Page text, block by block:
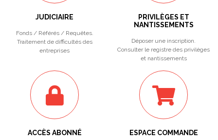
JUDICIAIRE
Fonds / Référés / Requêtes.
Traitement de difficultés des
entreprises
PRIVILÈGES ET
NANTISSEMENTS
Déposer une inscription.
Consulter le registre des privilèges
et nantissements
ACCÈS ABONNÉ ESPACE COMMANDE